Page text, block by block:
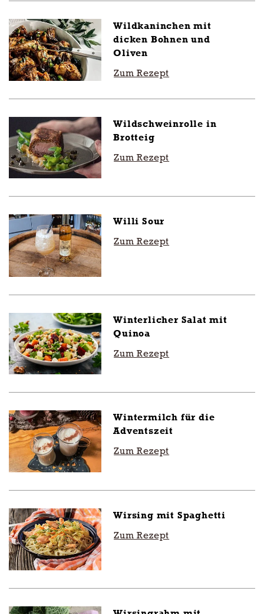
Wildkaninchen mit
dicken Bohnen und
Oliven
Zum Rezept
Wildschweinrolle in
Brotteig
Zum Rezept
Willi Sour
Zum Rezept
Winterlicher Salat mit
Quinoa
Zum Rezept
Wintermilch für die
Adventszeit
Zum Rezept
Wirsing mit Spaghetti
Zum Rezept